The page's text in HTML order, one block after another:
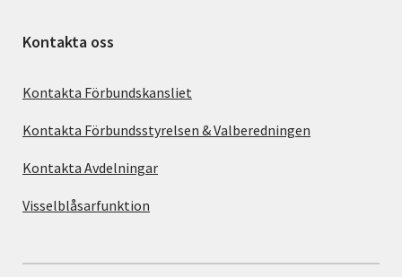
Kontakta oss
Kontakta Förbundskansliet
Kontakta Förbundsstyrelsen & Valberedningen
Kontakta Avdelningar
Visselblåsarfunktion